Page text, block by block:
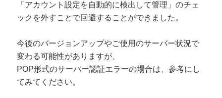
「アカウント設定を自動的に検出して管理」のチェ
ックを外すことで回避することができました。
今後のバージョンアップやご使用のサーバー状況で
変わる可能性がありますが、
POP形式のサーバー認証エラーの場合は、参考にし
てみてください。